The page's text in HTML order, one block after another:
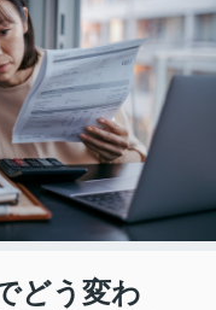
どう変わ